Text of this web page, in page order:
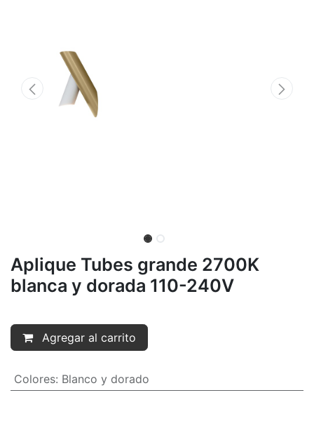
Aplique Tubes grande 2700K
blanca y dorada 110-240V
Agregar al carrito
Colores: Blanco y dorado